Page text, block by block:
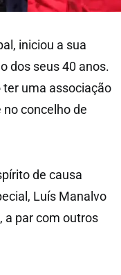
iniciou a sua
dos seus 40 anos.
ter uma associação
concelho de
de causa
Luís Manalvo
a par com outros